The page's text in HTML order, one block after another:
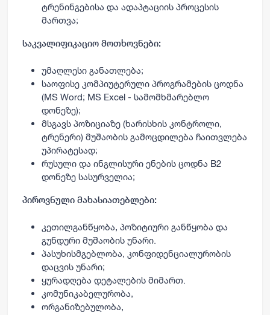
ტრენინგებისა და ადაპტაციის პროცესის
მართვა;
საკვალიფიკაციო მოთხოვნები:
უმაღლესი განათლება;
საოფისე კომპიუტერული პროგრამების ცოდნა
(MS Word; MS Excel - სამომხმარებლო
დონეზე);
მსგავს პოზიციაზე (ხარისხის კონტროლი,
ტრენერი) მუშაობის გამოცდილება ჩაითვლება
უპირატესად;
რუსული და ინგლისური ენების ცოდნა B2
დონეზე სასურველია;
პიროვნული მახასიათებლები:
კეთილგანწყობა, პოზიტიური განწყობა და
გუნდური მუშაობის უნარი.
პასუხისმგებლობა, კონფიდენციალურობის
დაცვის უნარი;
ყურადღება დეტალების მიმართ.
კომუნიკაბელურობა,
ორგანიზებულობა,